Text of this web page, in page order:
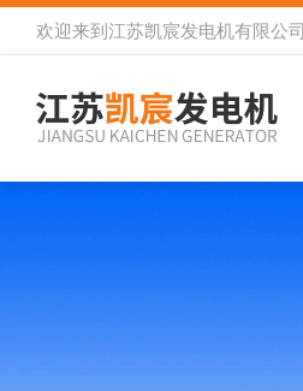
欢迎来到 江苏凯宸发电机有限公司